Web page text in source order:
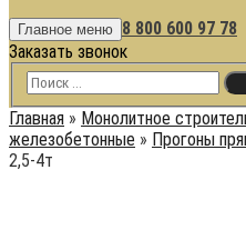
Главное меню 8 800 600 97 78
Заказать звонок
Главная » Монолитное
железобетонные » Прогоны
2,5-4т